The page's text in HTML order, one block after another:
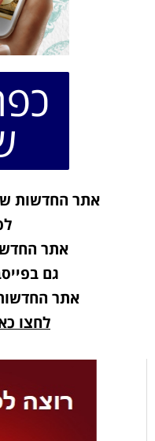
אתר החדשות
אתר
גם
אתר החדשות
לחצו